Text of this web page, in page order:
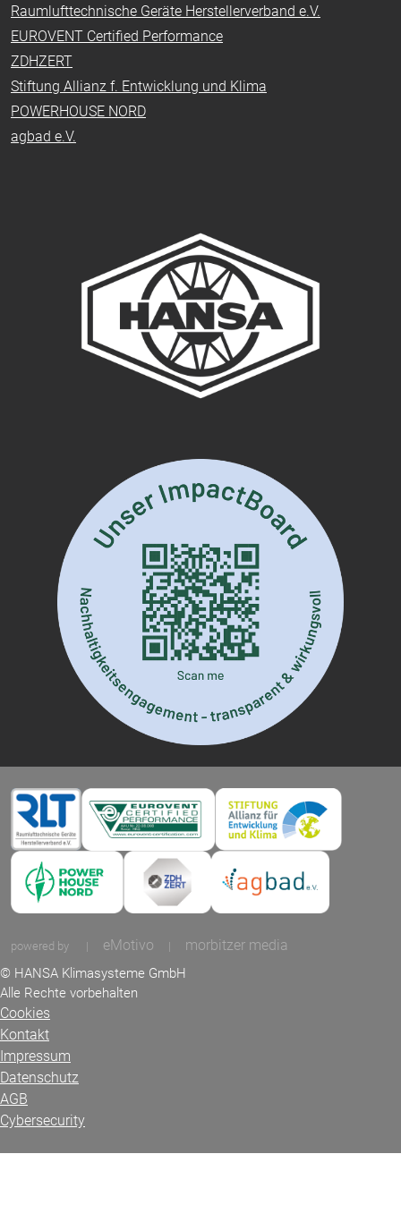
Raumlufttechnische Geräte Herstellerverband e.V.
EUROVENT Certified Performance
ZDHZERT
Stiftung Allianz f. Entwicklung und Klima
POWERHOUSE NORD
agbad e.V.
powered by | eMotivo | morbitzer media
© HANSA Klimasysteme GmbH
Alle Rechte vorbehalten
Cookies
Kontakt
Impressum
Datenschutz
AGB
Cybersecurity